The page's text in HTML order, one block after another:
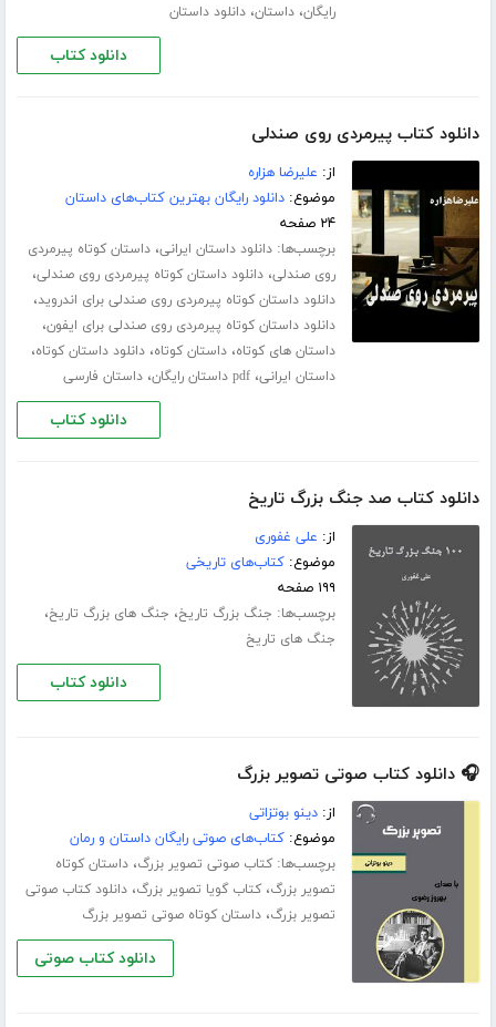
رایگان،داستان،دانلود داستان
دانلود کتاب
دانلود کتاب پیرمردی روی صندلی
از: علیرضا هزاره
موضوع:دانلود رایگان بهترین کتاب‌های داستان
۲۴ صفحه
برچسب‌ها:دانلود داستان ایرانی،داستان کوتاه پیرمردی
روی صندلی،دانلود داستان کوتاه پیرمردی روی صندلی،
دانلود داستان کوتاه پیرمردی روی صندلی برای اندروید،
دانلود داستان کوتاه پیرمردی روی صندلی برای ایفون،
داستان های کوتاه،داستان کوتاه،دانلود داستان کوتاه،
داستان ایرانی،pdf داستان رایگان ،داستان فارسی
دانلود کتاب
دانلود کتاب صد جنگ بزرگ تاریخ
از: علی غفوری
موضوع:کتاب‌های تاریخی
۱۹۹ صفحه
برچسب‌ها: جنگ بزرگ تاریخ، جنگ های بزرگ تاریخ،
جنگ های تاریخ
دانلود کتاب
🎧 دانلود کتاب صوتی تصویر بزرگ
از:دینو بوتزاتی
موضوع:کتاب‌های صوتی رایگان داستان و رمان
برچسب‌ها:کتاب صوتی تصویر بزرگ،داستان کوتاه
تصویر بزرگ،کتاب گویا تصویر بزرگ،دانلود کتاب صوتی
تصویر بزرگ،داستان کوتاه صوتی تصویر بزرگ
دانلود کتاب صوتی